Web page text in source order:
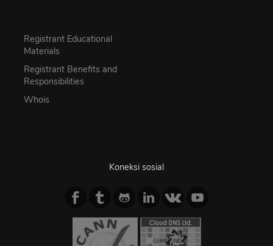
Registrant Educational
Materials
Registrant Benefits and
Responsibilities
Whois
Koneksi sosial